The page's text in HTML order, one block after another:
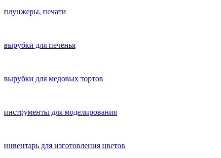
плунжеры, печати
вырубки для печенья
вырубки для медовых тортов
инструменты для моделирования
инвентарь для изготовления цветов